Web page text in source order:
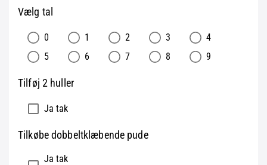
Vælg tal
0 1 2 3
4
5
6 7 8 9
Tilføj 2 huller
Ja tak
Tilkøbe dobbeltklæbende pude
Ja tak